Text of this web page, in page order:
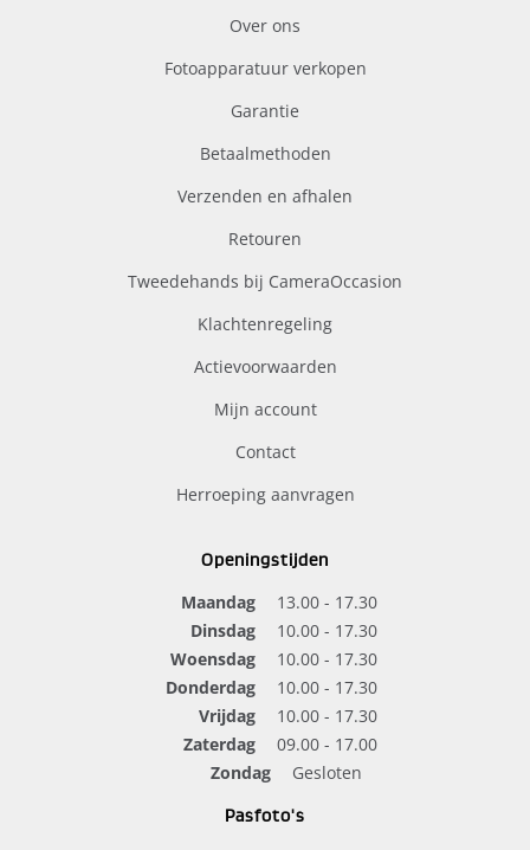
Over ons
Fotoapparatuur verkopen
Garantie
Betaalmethoden
Verzenden en afhalen
Retouren
Tweedehands bij CameraOccasion
Klachtenregeling
Actievoorwaarden
Mijn account
Contact
Herroeping aanvragen
Openingstijden
Maandag
13.00 - 17.30
Dinsdag
10.00 - 17.30
Woensdag
10.00 - 17.30
Donderdag
10.00 - 17.30
Vrijdag
10.00 - 17.30
Zaterdag
09.00 - 17.00
Zondag
Gesloten
Pasfoto's